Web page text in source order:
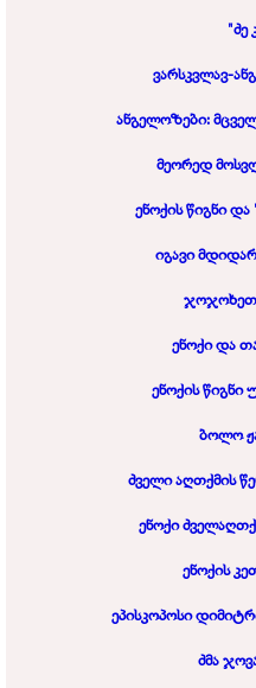
"ძე
ვარსკვლავ-
ანგელოზები:
მეორედ
ენოქის წიგნი
იგავი
ენოქი და
ენოქის წიგნი
ბოლო
ძველი აღთქმის
ენოქი
ენოქის
ეპისკოპოსი
ძმა